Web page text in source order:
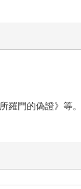
羅門的偽證》等。